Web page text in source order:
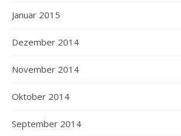
Januar 2015
Dezember 2014
November 2014
Oktober 2014
September 2014